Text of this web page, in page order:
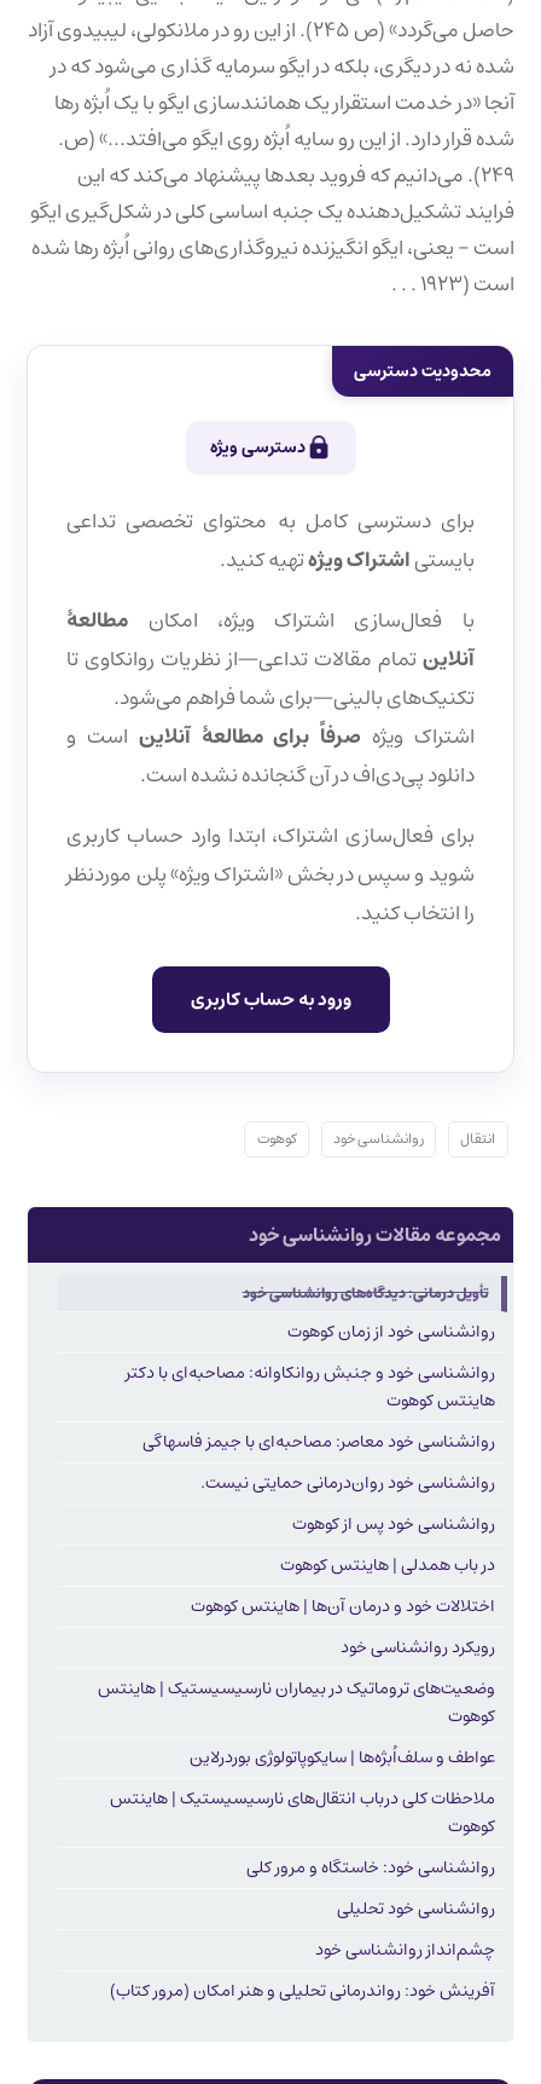
حاصل می‌گردد» (ص ۲۴۵). از این رو در ملانکولی، لیبیدوی آزاد
شده نه در دیگری، بلکه در ایگو سرمایه گذاری می‌شود که در
آنجا «در خدمت استقرار یک همانندسازی ایگو با یک اُبژه رها
شده قرار دارد. از این رو سایه اُبژه روی ایگو می‌افتد...» (ص.
۲۴۹). می‌دانیم که فروید بعدها پیشنهاد می‌کند که این
فرایند تشکیل‌دهنده یک جنبه اساسی کلی در شکل‌گیری ایگو
است - یعنی، ایگو انگیزنده نیروگذاری‌های روانی اُبژه رها شده
است (۱۹۲۳ . . .
محدودیت دسترسی
دسترسی ویژه
برای دسترسی کامل به محتوای تخصصی تداعی
بایستیاشتراک ویژهتهیه کنید.
با فعال‌سازی اشتراک ویژه، امکان مطالعهٔ
آنلاینتمام مقالات تداعی—از نظریات روانکاوی تا
تکنیک‌های بالینی—برای شما فراهم می‌شود.
اشتراک ویژه صرفاً برای مطالعهٔ آنلاین است و
دانلود پی‌دی‌اف در آن گنجانده نشده است.
برای فعال‌سازی اشتراک، ابتدا وارد حساب کاربری
شوید و سپس در بخش «اشتراک ویژه» پلن موردنظر
را انتخاب کنید.
ورود به حساب کاربری
انتقال روانشناسی خود کوهوت
مجموعه مقالات روانشناسی خود
تأویل درمانی: دیدگاه‌های روانشناسی خود
روانشناسی خود از زمان کوهوت
روانشناسی خود و جنبش روانکاوانه: مصاحبه‌ای با دکتر
هاینتس کوهوت
روانشناسی خود معاصر: مصاحبه‌ای با جیمز فاسهاگی
روانشناسی خود روان‌درمانی حمایتی نیست.
روانشناسی خود پس از کوهوت
در باب همدلی | هاینتس کوهوت
اختلالات خود و درمان آن‌ها | هاینتس کوهوت
رویکرد روانشناسی خود
وضعیت‌های تروماتیک در بیماران نارسیسیستیک | هاینتس
کوهوت
عواطف و سلف‌اُبژه‌ها | سایکوپاتولوژی بوردرلاین
ملاحظات کلی درباب انتقال‌های نارسیسیستیک | هاینتس
کوهوت
روانشناسی خود: خاستگاه و مرور کلی
روانشناسی خود تحلیلی
چشم‌انداز روانشناسی خود
آفرینش خود: رواندرمانی تحلیلی و هنر امکان (مرور کتاب)